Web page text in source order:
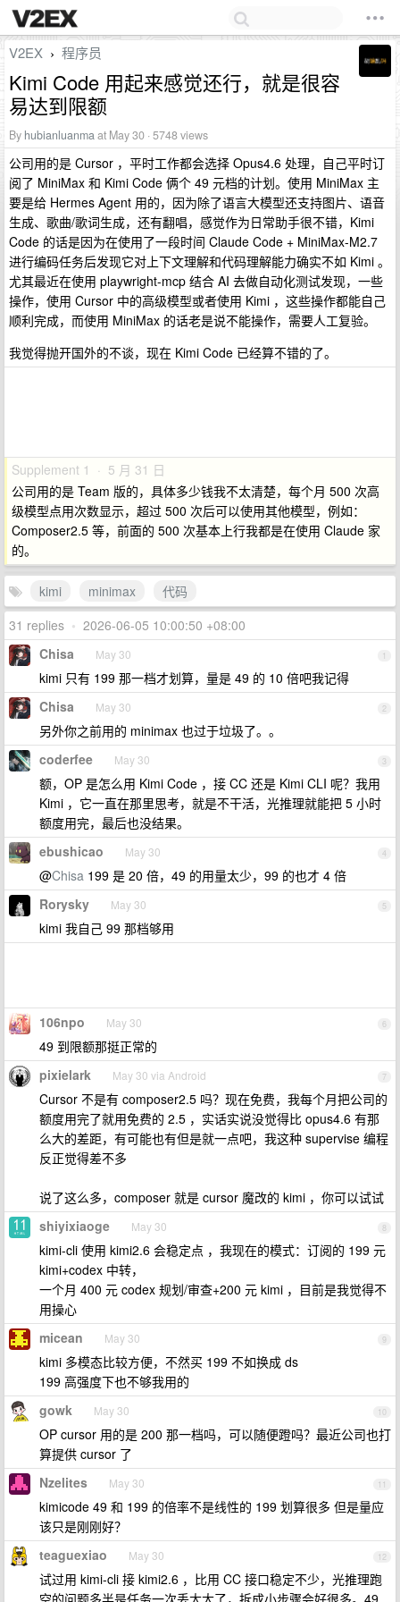
V2EX › 程序员
Kimi Code 用起来感觉还行，就是很容
易达到限额
By hubianluanmaat May 30 · 5748 views
公司用的是 Cursor ，平时工作都会选择 Opus4.6 处理，自己平时订
阅了 MiniMax 和 Kimi Code 俩个 49 元档的计划。使用 MiniMax 主
要是给 Hermes Agent 用的，因为除了语言大模型还支持图片、语音
生成、歌曲/歌词生成，还有翻唱，感觉作为日常助手很不错，Kimi
Code 的话是因为在使用了一段时间 Claude Code + MiniMax-M2.7
进行编码任务后发现它对上下文理解和代码理解能力确实不如 Kimi 。
尤其最近在使用 playwright-mcp 结合 AI 去做自动化测试发现，一些
操作，使用 Cursor 中的高级模型或者使用 Kimi ，这些操作都能自己
顺利完成，而使用 MiniMax 的话老是说不能操作，需要人工复验。
我觉得抛开国外的不谈，现在 Kimi Code 已经算不错的了。
Supplement 1 · 5 月 31 日
公司用的是 Team 版的，具体多少钱我不太清楚，每个月 500 次高
级模型点用次数显示，超过 500 次后可以使用其他模型，例如：
Composer2.5 等，前面的 500 次基本上行我都是在使用 Claude 家
的。
kimi minimax
代码
31 replies • 2026-06-05 10:00:50 +08:00
1
Chisa May 30
kimi 只有 199 那一档才划算，量是 49 的 10 倍吧我记得
2
Chisa May 30
另外你之前用的 minimax 也过于垃圾了。。
3
coderfee May 30
额，OP 是怎么用 Kimi Code ，接 CC 还是 Kimi CLI 呢？我用
Kimi ，它一直在那里思考，就是不干活，光推理就能把 5 小时
额度用完，最后也没结果。
4
ebushicao May 30
@Chisa 199 是 20 倍，49 的用量太少，99 的也才 4 倍
5
Rorysky May 30
kimi 我自己 99 那档够用
6
106npo May 30
49 到限额那挺正常的
7
pixielark May 30 via Android
Cursor 不是有 composer2.5 吗？现在免费，我每个月把公司的
额度用完了就用免费的 2.5 ，实话实说没觉得比 opus4.6 有那
么大的差距，有可能也有但是就一点吧，我这种 supervise 编程
反正觉得差不多
说了这么多，composer 就是 cursor 魔改的 kimi ，你可以试试
8
shiyixiaoge May 30
kimi-cli 使用 kimi2.6 会稳定点 ，我现在的模式：订阅的 199 元
kimi+codex 中转，
一个月 400 元 codex 规划/审查+200 元 kimi ，目前是我觉得不
用操心
9
micean May 30
kimi 多模态比较方便，不然买 199 不如换成 ds
199 高强度下也不够我用的
10
gowk May 30
OP cursor 用的是 200 那一档吗，可以随便蹬吗？最近公司也打
算提供 cursor 了
11
Nzelites May 30
kimicode 49 和 199 的倍率不是线性的 199 划算很多 但是量应
该只是刚刚好？
12
teaguexiao May 30
试过用 kimi-cli 接 kimi2.6 ，比用 CC 接口稳定不少，光推理跑
空的问题多半是任务一次丢太大了，拆成小步骤会好很多。49